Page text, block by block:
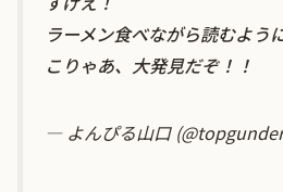
ラーメン食べながら読むよう
こりゃあ、大発見だぞ！！
— よんぴる山口